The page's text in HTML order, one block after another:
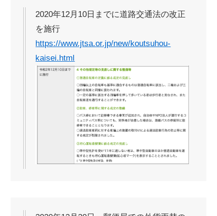
2020年12月10日までに道路交通法の改正
を施行
https://www.jtsa.or.jp/new/koutsuhou-
kaisei.html